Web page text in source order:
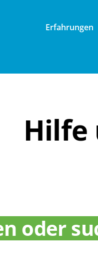
Erfahrungen
Hilfe
oder